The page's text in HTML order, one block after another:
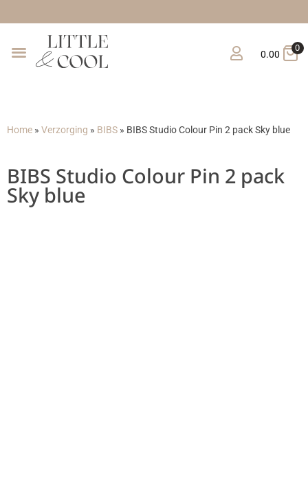
0.00
0
Home » Verzorging » BIBS » BIBS Studio Colour Pin 2 pack Sky blue
BIBS Studio Colour Pin 2 pack
Sky blue